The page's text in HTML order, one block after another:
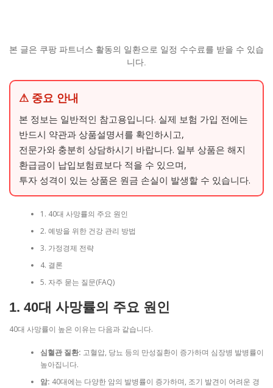
본 글은 쿠팡 파트너스 활동의 일환으로 일정 수수료를 받을 수 있습
니다.
⚠ 중요 안내
본 정보는 일반적인 참고용입니다. 실제 보험 가입 전에는
반드시 약관과 상품설명서를 확인하시고,
전문가와 충분히 상담하시기 바랍니다. 일부 상품은 해지
환급금이 납입보험료보다 적을 수 있으며,
투자 성격이 있는 상품은 원금 손실이 발생할 수 있습니다.
1. 40대 사망률의 주요 원인
2. 예방을 위한 건강 관리 방법
3. 가정경제 전략
4. 결론
5. 자주 묻는 질문(FAQ)
1. 40대 사망률의 주요 원인
40대 사망률이 높은 이유는 다음과 같습니다.
심혈관 질환: 고혈압, 당뇨 등의 만성질환이 증가하며 심장병 발병률이
높아집니다.
암: 40대에는 다양한 암의 발병률이 증가하며, 조기 발견이 어려운 경